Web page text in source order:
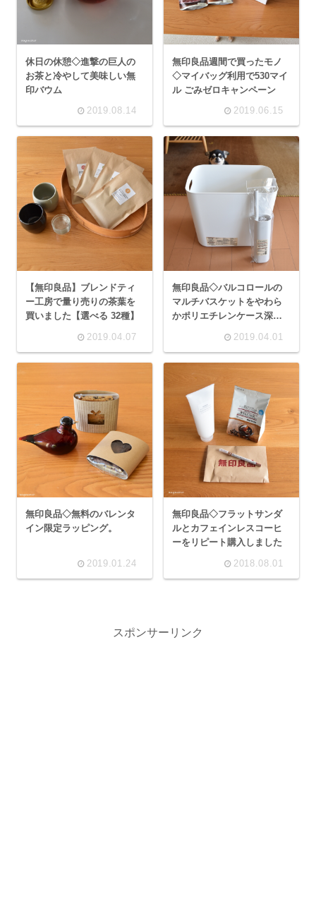
休日の休憩◇進撃の巨人の
お茶と冷やして美味しい無
印バウム
2019.08.14
無印良品週間で買ったモノ
◇マイバッグ利用で530マイ
ル ごみゼロキャンペーン
2019.06.15
【無印良品】ブレンドティ
ー工房で量り売りの茶葉を
買いました【選べる 32種】
2019.04.07
無印良品◇バルコロールの
マルチバスケットをやわら
かポリエチレンケース深に
2019.04.01
無印良品◇無料のバレンタ
イン限定ラッピング。
2019.01.24
無印良品◇フラットサンダ
ルとカフェインレスコーヒ
ーをリピート購入しました
2018.08.01
スポンサーリンク